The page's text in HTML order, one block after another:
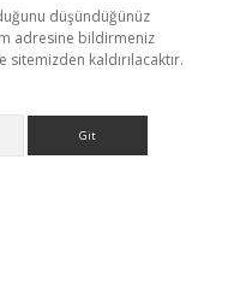
düşündüğünüz
adresine bildirmeniz
kaldırılacaktır.